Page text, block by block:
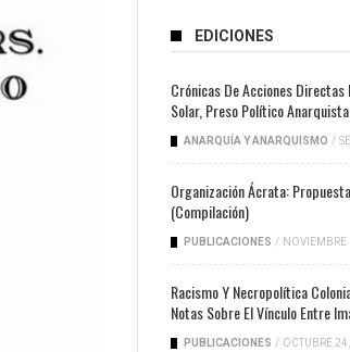
EDICIONES
Crónicas De Acciones
Solar, Preso Político Anarquista
ANARQUÍA Y ANARQUISMO /
Organización Ácrata:
(compilación)
PUBLICACIONES /
Racismo Y Necropolítica
Notas Sobre El Vínculo Entre
PUBLICACIONES / OCTUBRE